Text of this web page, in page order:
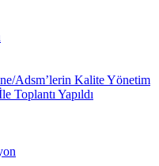
Adsm’lerin Kalite Yönetim
Toplantı Yapıldı